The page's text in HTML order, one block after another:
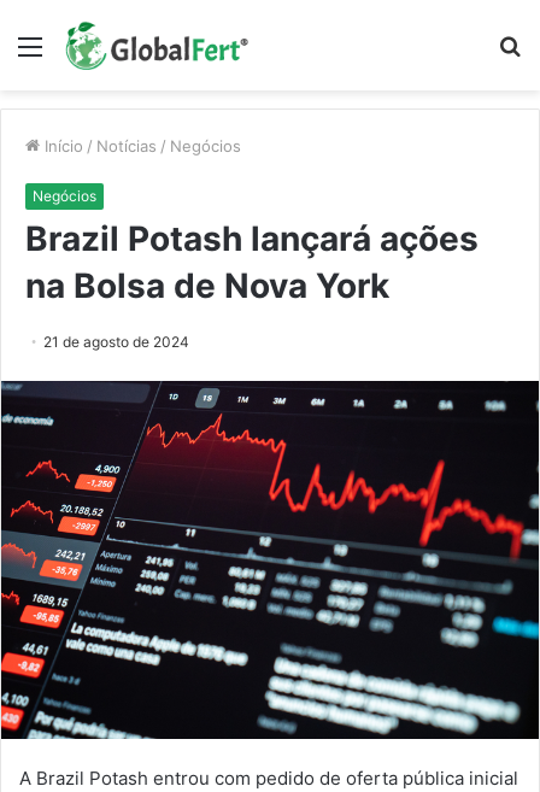
Menu
Início / Notícias / Negócios
Negócios
Brazil Potash lançará ações
na Bolsa de Nova York
21 de agosto de 2024
A Brazil Potash entrou com pedido de oferta pública inicial